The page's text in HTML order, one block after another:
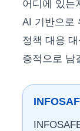
어디에 있는
AI 기반으로
정책 대응
증적으로 남